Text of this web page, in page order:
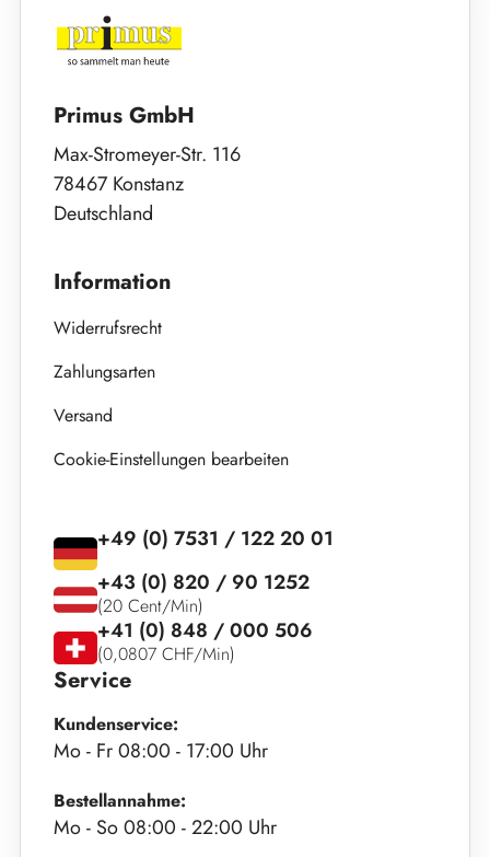
Primus GmbH
Max-Stromeyer-Str. 116
78467 Konstanz
Deutschland
Information
Widerrufsrecht
Zahlungsarten
Versand
Cookie-Einstellungen bearbeiten
Service
Kundenservice:
Mo - Fr 08:00 - 17:00 Uhr
Bestellannahme:
Mo - So 08:00 - 22:00 Uhr
+49 (0) 7531 / 122 20 01
+43 (0) 820 / 90 1252
(20 Cent/Min)
+41 (0) 848 / 000 506
(0,0807 CHF/Min)